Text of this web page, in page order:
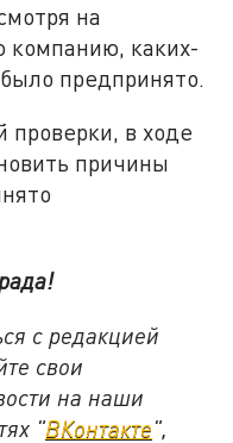
на
каких-
предпринято.
проверки, в ходе
причины
с редакцией
свои
на наши
"ВКонтакте",